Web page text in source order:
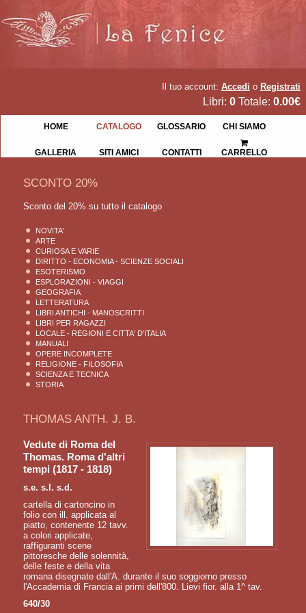
Il tuo account: Accedi o Registrati
Libri: 0 Totale: 0.00€
HOME CATALOGO GLOSSARIO CHI SIAMO
GALLERIA SITI AMICI CONTATTI CARRELLO
SCONTO 20%
Sconto del 20% su tutto il catalogo
NOVITA'
ARTE
CURIOSA E VARIE
DIRITTO - ECONOMIA - SCIENZE SOCIALI
ESOTERISMO
ESPLORAZIONI - VIAGGI
GEOGRAFIA
LETTERATURA
LIBRI ANTICHI - MANOSCRITTI
LIBRI PER RAGAZZI
LOCALE - REGIONI E CITTA' D'ITALIA
MANUALI
OPERE INCOMPLETE
RELIGIONE - FILOSOFIA
SCIENZA E TECNICA
STORIA
THOMAS ANTH. J. B.
Vedute di Roma del
Thomas. Roma d'altri
tempi (1817 - 1818)
s.e. s.l. s.d.
cartella di cartoncino in
folio con ill. applicata al
piatto, contenente 12 tavv.
a colori applicate,
raffiguranti scene
pittoresche delle solennità,
delle feste e della vita
romana disegnate dall'A. durante il suo soggiorno presso
l'Accademia di Francia ai primi dell'800. Lievi fior. alla 1^ tav.
640/30